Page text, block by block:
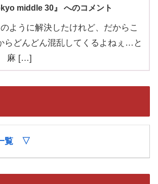
middle 30』 へのコメント
ように解決したけれど、だからこ
らどんどん混乱してくるよねぇ…と
麻 […]
一覧 ▽